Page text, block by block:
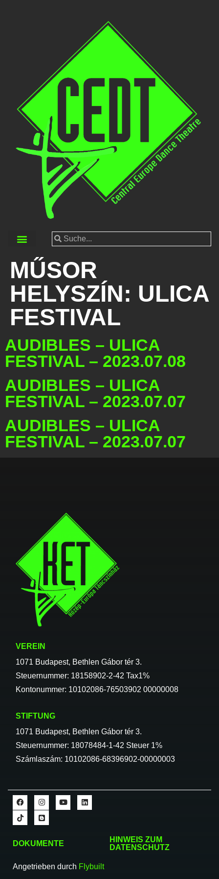
MŰSOR
HELYSZÍN: ULICA
FESTIVAL
AUDIBLES – ULICA
FESTIVAL – 2023.07.08
AUDIBLES – ULICA
FESTIVAL – 2023.07.07
AUDIBLES – ULICA
FESTIVAL – 2023.07.07
VEREIN
1071 Budapest, Bethlen Gábor tér 3.
Steuernummer: 18158902-2-42 Tax1%
Kontonummer: 10102086-76503902 00000008
STIFTUNG
1071 Budapest, Bethlen Gábor tér 3.
Steuernummer: 18078484-1-42 Steuer 1%
Számlaszám: 10102086-68396902-00000003
DOKUMENTE
HINWEIS ZUM
DATENSCHUTZ
Angetrieben durch Flybuilt